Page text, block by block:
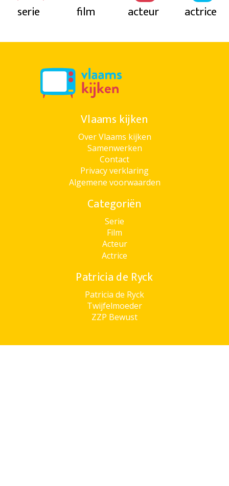
serie film acteur actrice
Vlaams kijken
Over Vlaams kijken
Samenwerken
Contact
Privacy verklaring
Algemene voorwaarden
Categoriën
Serie
Film
Acteur
Actrice
Patricia de Ryck
Patricia de Ryck
Twijfelmoeder
ZZP Bewust